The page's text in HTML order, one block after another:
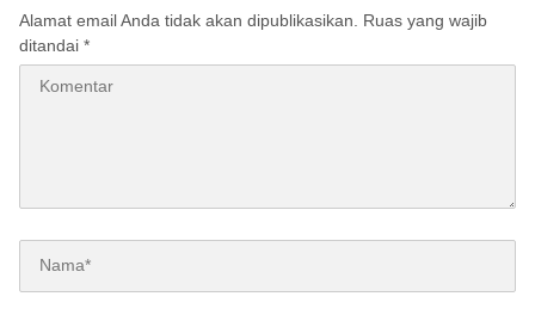
Alamat email Anda tidak akan dipublikasikan.
Ruas yang wajib
ditandai *